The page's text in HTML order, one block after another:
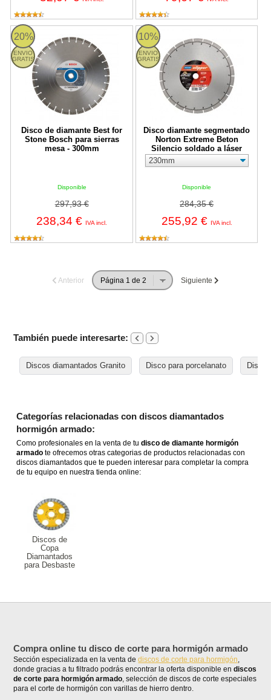
20%
ENVIO
GRATIS
Disco de diamante Best for
Stone Bosch para sierras
mesa - 300mm
Disponible
297,93 €
238,34 € IVA incl.
Disco de diamante Best for Stone Bosch para sierras mesa -
10%
ENVIO
GRATIS
Disco diamante segmentado
Norton Extreme Beton
Silencio soldado a láser
Disponible
284,35 €
255,92 € IVA incl.
Disco diamante segmentado
Anterior Siguiente
También puede interesarte:
Discos diamantados Granito Disco para porcelanato Disco
Categorías relacionadas con discos diamantados
hormigón armado:
Como profesionales en la venta de tudisco de diamante hormigón
armado te ofrecemos otras categorias de productos relacionadas con
discos diamantados que te pueden interesar para completar la compra
de tu equipo en nuestra tienda online:
Discos de
Copa
Diamantados
para Desbaste
Compra online tu disco de corte para hormigón armado
Sección especializada en la venta dediscos de corte para hormigón,
donde gracias a tu filtrado podrás encontrar la oferta disponible endiscos
de corte para hormigón armado, selección de discos de corte especiales
para el corte de hormigón con varillas de hierro dentro.